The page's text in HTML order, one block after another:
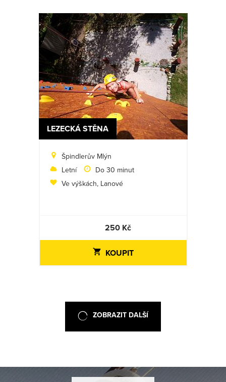
LEZECKÁ STĚNA
Špindlerův Mlýn
Letní
Do 30 minut
Ve výškách, Lanové
250 Kč
KOUPIT
ZOBRAZIT DALŠÍ